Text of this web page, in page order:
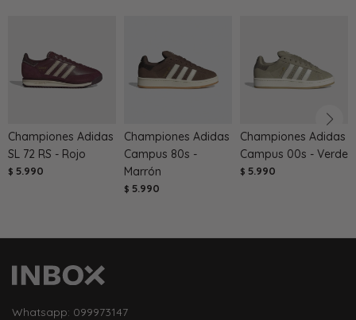
Championes Adidas
SL 72 RS - Rojo
$ 5.990
Championes Adidas
Campus 80s -
Marrón
$ 5.990
Championes Adidas
Campus 00s - Verde
$ 5.990
Whatsapp: 099973147